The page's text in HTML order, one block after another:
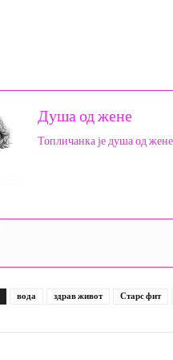
Душа од жене
Топличанка је душа од
вода здрав живот Старс фит